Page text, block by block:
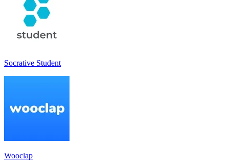
Socrative Student
Wooclap